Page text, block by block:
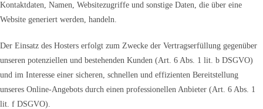
Kontaktdaten, Namen, Websitezugriffe und sonstige Daten, die über eine
Website generiert werden, handeln.
Der Einsatz des Hosters erfolgt zum Zwecke der Vertragserfüllung gegenüber
unseren potenziellen und bestehenden Kunden (Art. 6 Abs. 1 lit. b DSGVO)
und im Interesse einer sicheren, schnellen und effizienten Bereitstellung
unseres Online-Angebots durch einen professionellen Anbieter (Art. 6 Abs. 1
lit. f DSGVO).